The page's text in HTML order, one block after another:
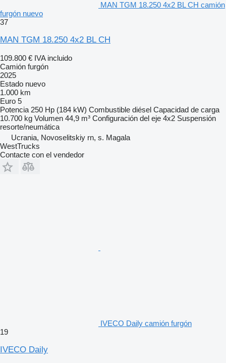
MAN TGM 18.250 4x2 BL CH camión
furgón nuevo
37
MAN TGM 18.250 4x2 BL CH
109.800 € IVA incluido
Camión furgón
2025
Estado nuevo
1.000 km
Euro 5
Potencia 250 Hp (184 kW) Combustible diésel Capacidad de carga
10.700 kg Volumen 44,9 m³ Configuración del eje 4x2 Suspensión
resorte/neumática
Ucrania, Novoselitskiy rn, s. Magala
WestTrucks
Contacte con el vendedor
IVECO Daily camión furgón
19
IVECO Daily